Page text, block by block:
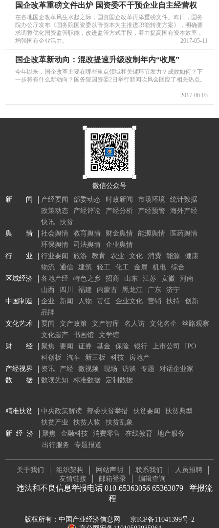
国企改革重磅文件出炉 国资委不干预企业自主经营权
在各地国企改革风生水起之际，国资国企改革再添重磅文件。昨日，国务
院办公厅发布《国务院国资委以管资本为主推进职能转变方案》，明确要
求调整优化国资监管职能，改进监管方式手段，着力提高国有资本效率，
增强国有企业活力。
2017-05-11
国企改革新动向：混改提速升级改制年内“收尾”
今年以来，国企改革主要在哪些重点领域和关键环节发力？成效如何？下
一步将有什么新动向？国务院国资委2日举行新闻吹风会回应了相关热点。
2017-06-03
微信公众号
新 闻
产经要闻 部委动态 时政新闻 市场环境
统计数据
政策动态
产经评论 产经分析 产经预警
海外产经
快讯
扶贫
舆 情
社会舆情 教育舆情 财金舆情 能源舆情
医药舆情
环保舆情
司法舆情
企业舆情
行 业
行业要闻 旅游 教育 农业 文化 消费 能源
健康
物流
通信 建筑 轻工 化工 金属 机电
综合
区域经济
各地产经 特色之乡 招商 山东 江苏 安徽
河南
山西
四川 福建 内蒙古 黑龙江 广东
济宁
中国制造
企业 新闻 人物 责任 企业文化 营销 扶持
创新
品牌
文化艺术
要闻 文产政策 文产智库 名人访 文化名企
丝路观察
文化遗产
书画馆
文学馆
财 经
聚焦 要闻 证券 基金 保险 银行 上市公司
IPO
科创板
汽车 新三板 科技
房地产
产经视界
资讯 产经 微视频 现场 访谈 专题
对话企业家
数 据
数读先知 标准数据 定制数据
精准扶贫 中央政策解读 部委扶贫举措 扶贫要闻
扶贫典型
扶贫产业
扶贫人物
扶贫乱象
新 经 济
聚焦 金融科技 消费零售 在线教育
地产服务
出行服务
专题报道
关于我们 组织架构 网站声明 联系我们
人员招聘
友情链接
邮箱登录 编辑查询
违法和不良信息举报电话 010-65363056 65363079 举报流
程
版权所有：中国产业经济信息网
京ICP备11041399号-2